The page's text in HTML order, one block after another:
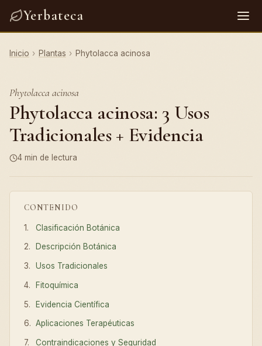
Yerbateca
Inicio › Plantas › Phytolacca acinosa
Phytolacca acinosa
Phytolacca acinosa: 3 Usos
Tradicionales + Evidencia
4 min de lectura
CONTENIDO
Clasificación Botánica
Descripción Botánica
Usos Tradicionales
Fitoquímica
Evidencia Científica
Aplicaciones Terapéuticas
Contraindicaciones y Seguridad